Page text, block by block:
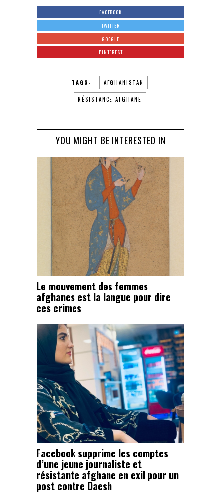
FACEBOOK
TWITTER
GOOGLE
PINTEREST
TAGS: AFGHANISTAN
RÉSISTANCE AFGHANE
YOU MIGHT BE INTERESTED IN
Le mouvement des femmes
afghanes est la langue pour dire
ces crimes
Facebook supprime les comptes
d’une jeune journaliste et
résistante afghane en exil pour un
post contre Daesh